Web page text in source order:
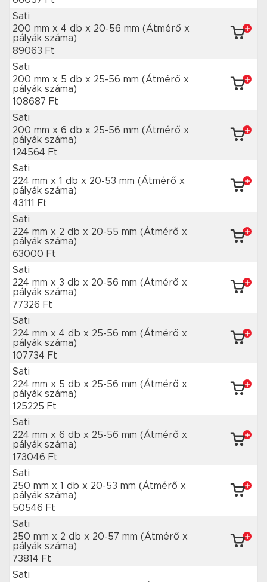
Sati
200 mm x 4 db x 20-56 mm (Átmérő x
pályák száma)
89063 Ft
Sati
200 mm x 5 db x 25-56 mm (Átmérő x
pályák száma)
108687 Ft
Sati
200 mm x 6 db x 25-56 mm (Átmérő x
pályák száma)
124564 Ft
Sati
224 mm x 1 db x 20-53 mm (Átmérő x
pályák száma)
43111 Ft
Sati
224 mm x 2 db x 20-55 mm (Átmérő x
pályák száma)
63000 Ft
Sati
224 mm x 3 db x 20-56 mm (Átmérő x
pályák száma)
77326 Ft
Sati
224 mm x 4 db x 25-56 mm (Átmérő x
pályák száma)
107734 Ft
Sati
224 mm x 5 db x 25-56 mm (Átmérő x
pályák száma)
125225 Ft
Sati
224 mm x 6 db x 25-56 mm (Átmérő x
pályák száma)
173046 Ft
Sati
250 mm x 1 db x 20-53 mm (Átmérő x
pályák száma)
50546 Ft
Sati
250 mm x 2 db x 20-57 mm (Átmérő x
pályák száma)
73814 Ft
Sati